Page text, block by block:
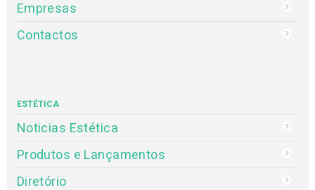
Empresas
Contactos
ESTÉTICA
Noticias Estética
Produtos e Lançamentos
Diretório